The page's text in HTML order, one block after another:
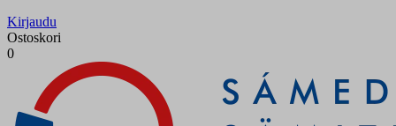
Kirjaudu
Ostoskori
0